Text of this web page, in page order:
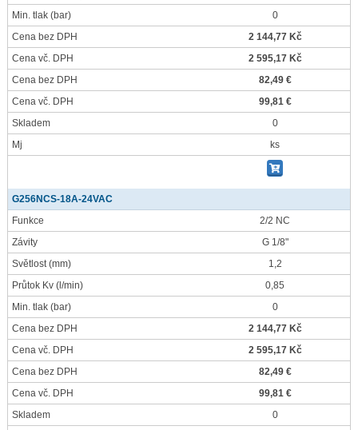
Min. tlak (bar)
0
Cena bez DPH
2 144,77 Kč
Cena vč. DPH
2 595,17 Kč
Cena bez DPH
82,49 €
Cena vč. DPH
99,81 €
Skladem
0
Mj
ks
G256NCS-18A-24VAC
Funkce
2/2 NC
Závity
G 1/8"
Světlost(mm)
1,2
Průtok Kv (l/min)
0,85
Min. tlak (bar)
0
Cena bez DPH
2 144,77 Kč
Cena vč. DPH
2 595,17 Kč
Cena bez DPH
82,49 €
Cena vč. DPH
99,81 €
Skladem
0